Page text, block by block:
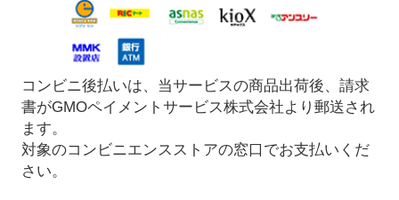
コンビニ後払いは、当サービスの商品出荷後、請求
書がGMOペイメントサービス株式会社より郵送され
ます。
対象のコンビニエンスストアの窓口でお支払いくだ
さい。